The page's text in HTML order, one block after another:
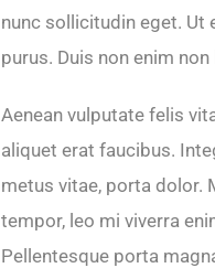
nunc sollicitudin eget. Ut
purus. Duis non enim
Aenean vulputate felis
aliquet erat faucibus.
metus vitae, porta dolor.
tempor, leo mi viverra
Pellentesque porta